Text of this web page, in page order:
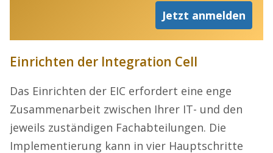
Jetzt anmelden
Einrichten der Integration Cell
Das Einrichten der EIC erfordert eine enge
Zusammenarbeit zwischen Ihrer IT- und den
jeweils zuständigen Fachabteilungen. Die
Implementierung kann in vier Hauptschritte